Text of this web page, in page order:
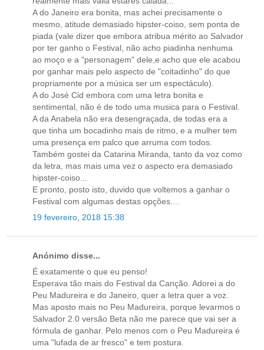
A do Janeiro era bonita, mas achei precisamente o
mesmo, atitude demasiado hipster-coiso, sem ponta de
piada (vale dizer que embora atribua mérito ao Salvador
por ter ganho o Festival, não acho piadinha nenhuma
ao moço e a "personagem" dele,e acho que ele acabou
por ganhar mais pelo aspecto de "coitadinho" do que
propriamente por a música ser um espectáculo).
A do José Cid embora com uma letra bonita e
sentimental, não é de todo uma musica para o Festival.
A da Anabela não era desengraçada, de todas era a
que tinha um bocadinho mais de ritmo, e a mulher tem
uma presença em palco que arruma com todos.
Também gostei da Catarina Miranda, tanto da voz como
da letra, mas mais uma vez o aspecto era demasiado
hipster-coiso...
E pronto, posto isto, duvido que voltemos a ganhar o
Festival com algumas destas opções....
19 fevereiro, 2018 15:38
Anónimo disse...
É exatamente o que eu penso!
Esperava tão mais do Festival da Canção. Adorei a do
Peu Madureira e do Janeiro, quer a letra quer a voz.
Mas aposto mais no Peu Madureira, porque levarmos o
Salvador 2.0 versão Beta não me parece que vai ser a
fórmula de ganhar. Pelo menos com o Peu Madureira é
uma "lufada de ar fresco" e tem postura.